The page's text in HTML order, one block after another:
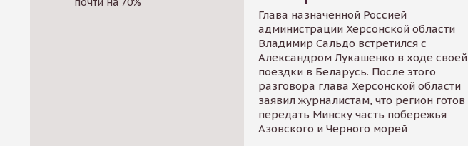
Глава назначенной Россией
администрации Херсонской области
Владимир Сальдо встретился с
Александром Лукашенко в ходе своей
поездки в Беларусь. После этого
разговора глава Херсонской области
заявил журналистам, что регион готов
передать Минску часть побережья
Азовского и Черного морей